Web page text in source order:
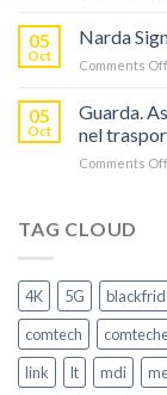
05
Oct
Narda
Comments Off
05
Oct
Guarda.
nel
Comments Off
TAG CLOUD
4K 5G
comtech
link
lt mdi